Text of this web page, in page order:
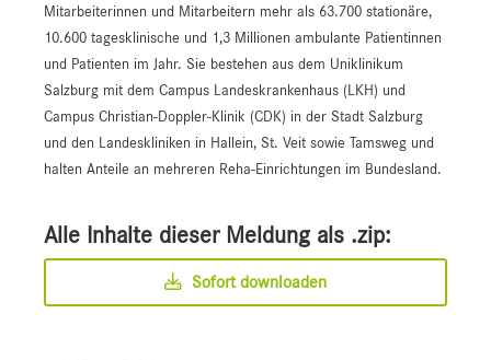
Mitarbeiterinnen und Mitarbeitern mehr als 63.700 stationäre,
10.600 tagesklinische und 1,3 Millionen ambulante Patientinnen
und Patienten im Jahr. Sie bestehen aus dem Uniklinikum
Salzburg mit dem Campus Landeskrankenhaus (LKH) und
Campus Christian-Doppler-Klinik (CDK) in der Stadt Salzburg
und den Landeskliniken in Hallein, St. Veit sowie Tamsweg und
halten Anteile an mehreren Reha-Einrichtungen im Bundesland.
Alle Inhalte dieser Meldung als .zip:
Sofort downloaden